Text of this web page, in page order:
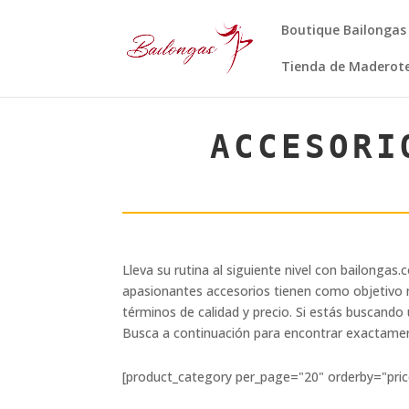
Boutique Bailongas
Tienda de
Lleva su rutina al siguiente nivel con
apasionantes accesorios tienen como
términos de calidad y precio. Si estás
Busca a continuación para encontrar
[product_category per_page="20"